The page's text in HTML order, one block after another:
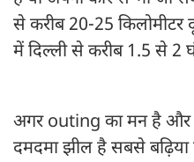
से करीब 20-25 किलोमीटर
में दिल्ली से करीब 1.5 से 2
अगर outing का मन है और
दमदमा झील है सबसे बढ़िया